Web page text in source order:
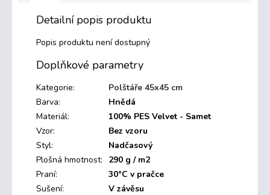
Detailní popis produktu
Popis produktu není dostupný
Doplňkové parametry
Kategorie:
Polštáře 45x45 cm
Barva:
Hnědá
Materiál:
100% PES Velvet - Samet
Vzor:
Bez vzoru
Styl:
Nadčasový
Plošná hmotnost:
290 g / m2
Praní:
30°C v pračce
Sušení:
V závěsu